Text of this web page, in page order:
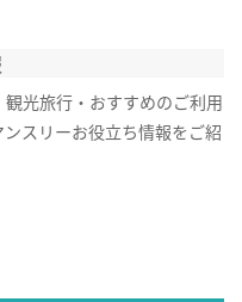
光旅行・おすすめのご利用
スリーお役立ち情報をご紹